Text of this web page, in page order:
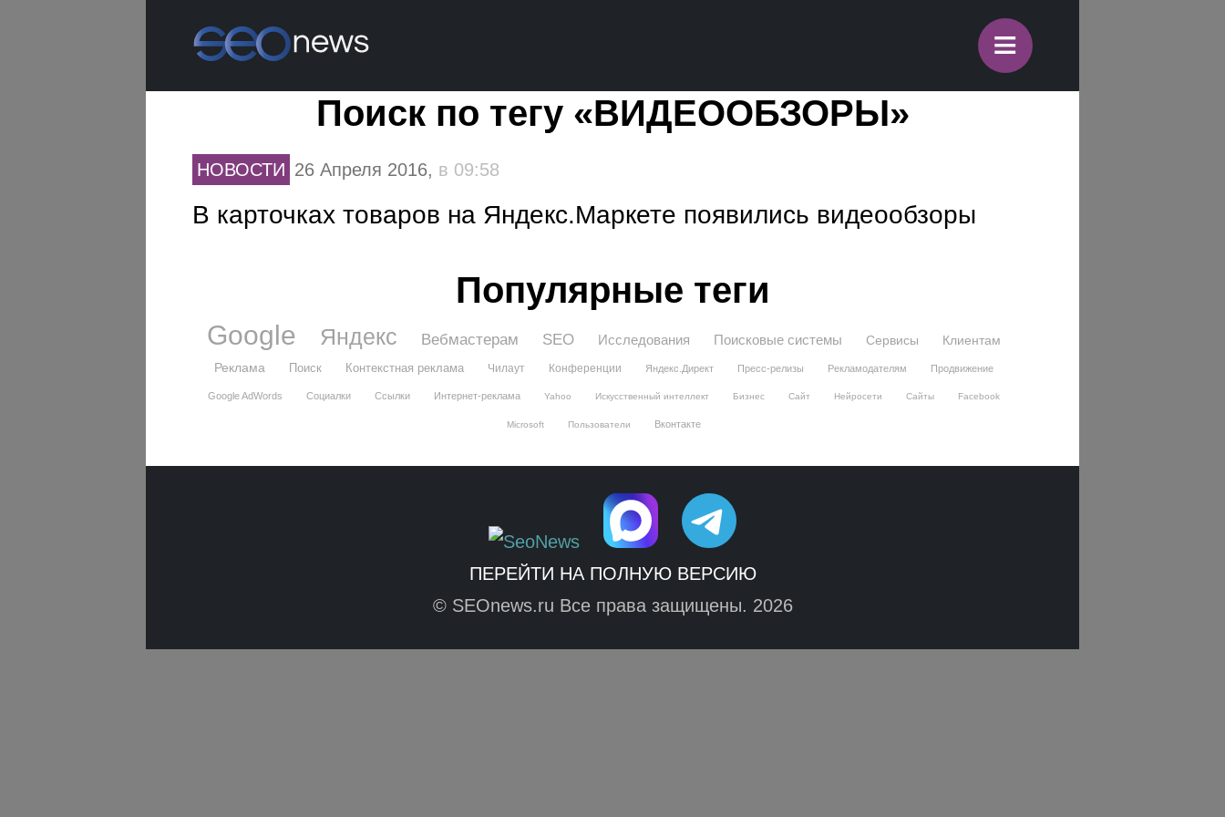
≡
Поиск по тегу «ВИДЕООБЗОРЫ»
НОВОСТИ 26 Апреля 2016, в 09:58
В карточках товаров на Яндекс.Маркете появились видеообзоры
Популярные теги
Google Яндекс Вебмастерам SEO Исследования Поисковые системы Сервисы
Клиентам
Реклама
Поиск Контекстная реклама Чилаут Конференции Яндекс.Директ Пресс-релизы Рекламодателям Продвижение
Google AdWords Социалки Ссылки Интернет-реклама Yahoo Искусственный интеллект Бизнес Сайт Нейросети Сайты Facebook
Microsoft Пользователи Вконтакте
ПЕРЕЙТИ НА ПОЛНУЮ ВЕРСИЮ
© SEOnews.ru Все права защищены. 2026